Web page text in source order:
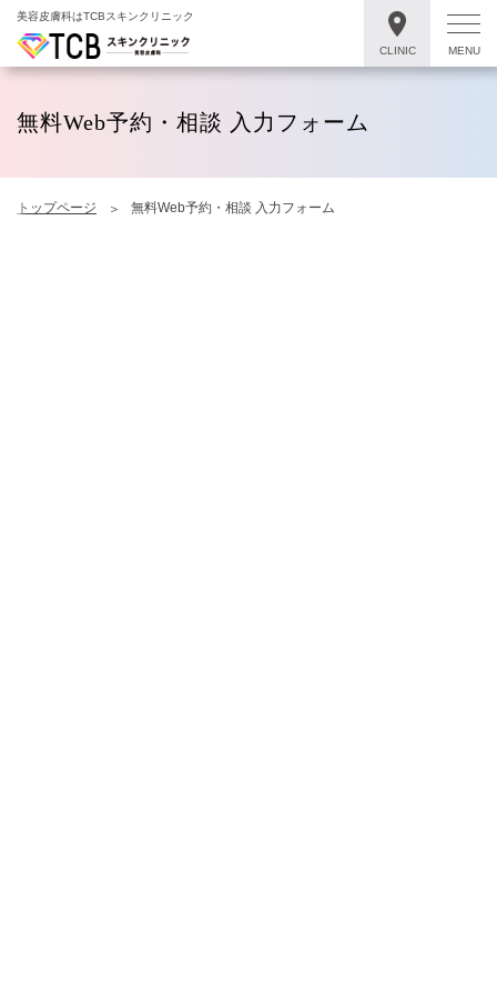
美容皮膚科はTCBスキンクリニック
無料Web予約・相談 入力フォーム
トップページ 無料Web予約・相談 入力フォーム
CLINIC MENU